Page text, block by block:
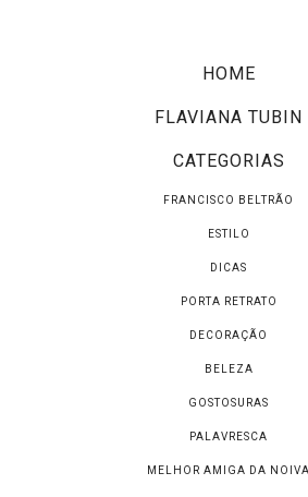
HOME
FLAVIANA TUBIN
CATEGORIAS
FRANCISCO BELTRÃO
ESTILO
DICAS
PORTA RETRATO
DECORAÇÃO
BELEZA
GOSTOSURAS
PALAVRESCA
MELHOR AMIGA DA NOIVA